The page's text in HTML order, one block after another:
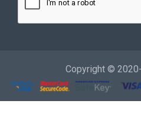
Copyright ©
Σύνδεση Εγγραφή